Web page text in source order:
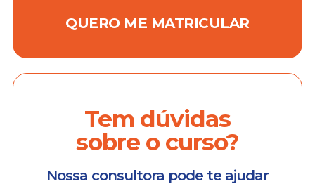
QUERO ME MATRICULAR
Tem dúvidas
sobre o curso?
Nossa consultora pode te ajudar